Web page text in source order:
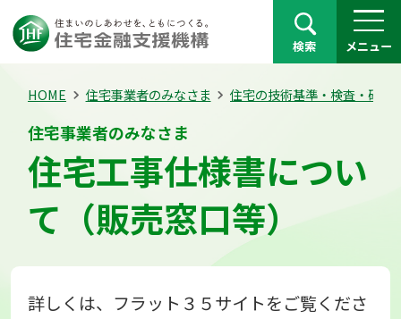
検索 メニュー
HOME 住宅事業者のみなさま 住宅の技術基準・検査・確認
住宅事業者のみなさま
住宅工事仕様書につい
て（販売窓口等）
詳しくは、フラット３５サイトをご覧くださ